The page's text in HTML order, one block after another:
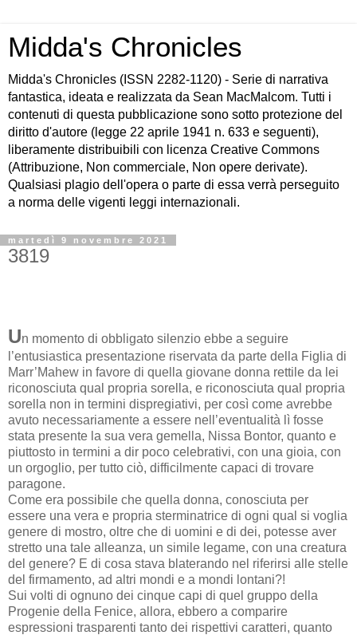
Midda's Chronicles
Midda's Chronicles (ISSN 2282-1120) - Serie di narrativa
fantastica, ideata e realizzata da Sean MacMalcom. Tutti i
contenuti di questa pubblicazione sono sotto protezione del
diritto d'autore (legge 22 aprile 1941 n. 633 e seguenti),
liberamente distribuibili con licenza Creative Commons
(Attribuzione, Non commerciale, Non opere derivate).
Qualsiasi plagio dell'opera o parte di essa verrà perseguito
a norma delle vigenti leggi internazionali.
martedì 9 novembre 2021
3819
Un momento di obbligato silenzio ebbe a seguire
l’entusiastica presentazione riservata da parte della Figlia di
Marr’Mahew in favore di quella giovane donna rettile da lei
riconosciuta qual propria sorella, e riconosciuta qual propria
sorella non in termini dispregiativi, per così come avrebbe
avuto necessariamente a essere nell’eventualità lì fosse
stata presente la sua vera gemella, Nissa Bontor, quanto e
piuttosto in termini a dir poco celebrativi, con una gioia, con
un orgoglio, per tutto ciò, difficilmente capaci di trovare
paragone.
Come era possibile che quella donna, conosciuta per
essere una vera e propria sterminatrice di ogni qual si voglia
genere di mostro, oltre che di uomini e di dei, potesse aver
stretto una tale alleanza, un simile legame, con una creatura
del genere? E di cosa stava blaterando nel riferirsi alle stelle
del firmamento, ad altri mondi e a mondi lontani?!
Sui volti di ognuno dei cinque capi di quel gruppo della
Progenie della Fenice, allora, ebbero a comparire
espressioni trasparenti tanto dei rispettivi caratteri, quanto